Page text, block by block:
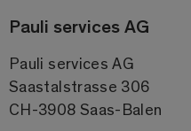
Pauli services AG
Pauli services AG
Saastalstrasse 306
CH-3908 Saas-Balen